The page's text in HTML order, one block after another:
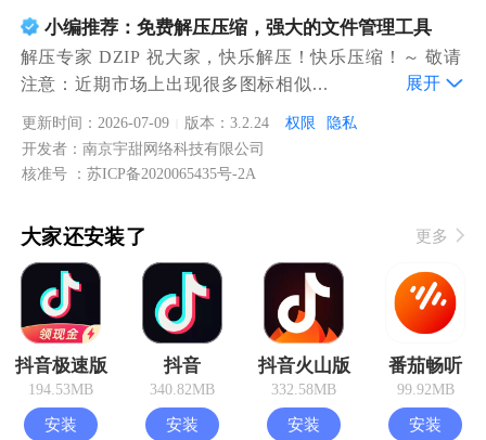
小编推荐：免费解压压缩，强大的文件管理工具
解压专家 DZIP 祝大家，快乐解压！快乐压缩！～ 敬请
注意：近期市场上出现很多图标相似...
展开
更新时间：2026-07-09 版本：3.2.24 权限
隐私
开发者：南京宇甜网络科技有限公司
核准号 ：苏ICP备2020065435号-2A
大家还安装了 更多
抖音极速版
194.53MB
安装
抖音
340.82MB
安装
抖音火山版
332.58MB
安装
番茄畅听
99.92MB
安装